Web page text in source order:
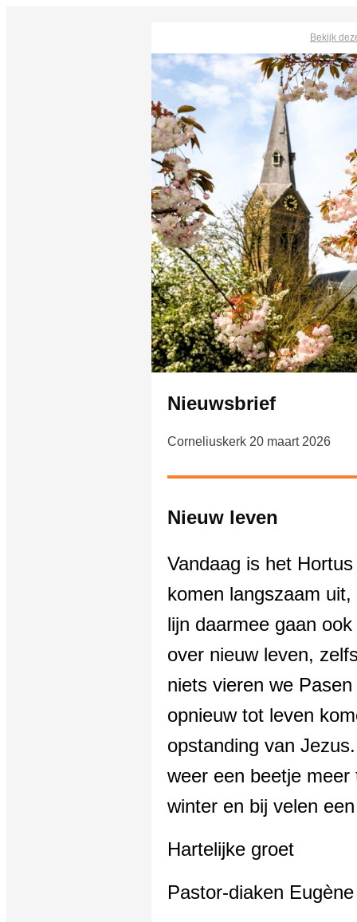
Bekijk
Nieuwsbrief
Corneliuskerk 20 maart 2026
Nieuw leven
Vandaag is het
komen langszaam
lijn daarmee gaan
over nieuw leven,
niets vieren we
opnieuw tot leven
opstanding van
weer een beetje
winter en bij velen
Hartelijke groet
Pastor-diaken